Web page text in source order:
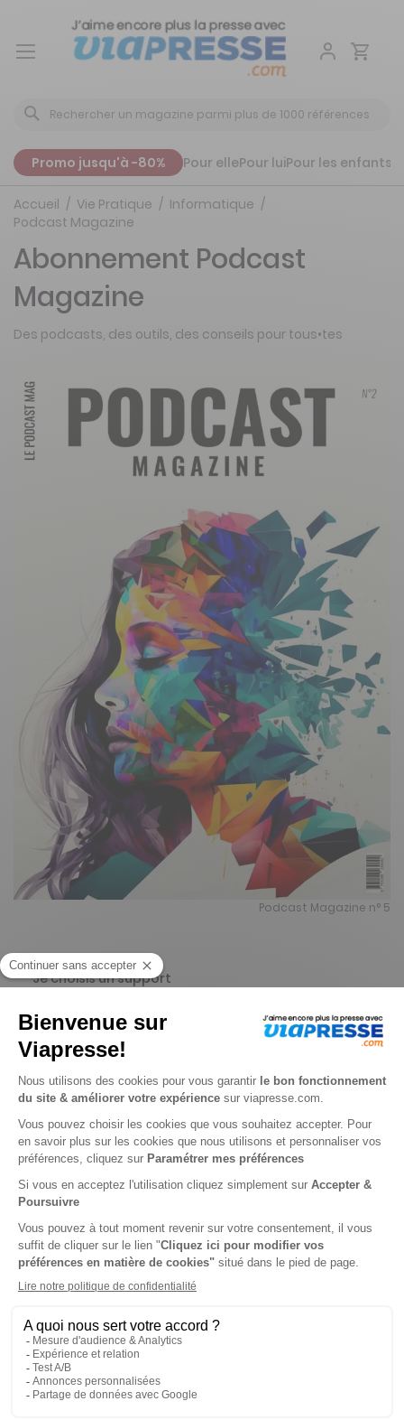
Aller
Promo jusqu'à -80% Pour ellePour luiPour les enfants
Accueil Vie Pratique
Informatique
Podcast Magazine
Podcast Magazine n° 5
Abonnement Podcast
Magazine
Des podcasts, des outils, des conseils pour tous•tes
Je choisis un support
Digital
Je choisis une durée
-15%
Abonnement 1 an
16€
Tarif France métropolitaine
Renouvellement à date d’anniversaire
Présentation du magazine Podcast
Magazine